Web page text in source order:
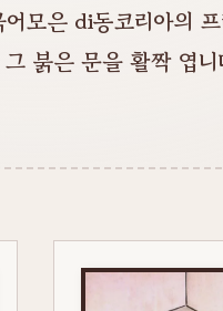
모은 di동코리아의
붉은 문을 활짝 엽